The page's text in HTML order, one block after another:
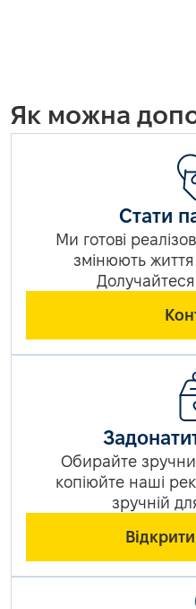
Як можна
Стати
Ми готові
змінюють
Долучайтеся
Обирайте
копіюйте наші
зручній